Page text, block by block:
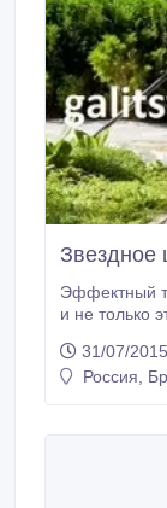
Звездное
Эффектный танец, мастерство,
и не только
никогда.
заключается
31/07/
Россия,